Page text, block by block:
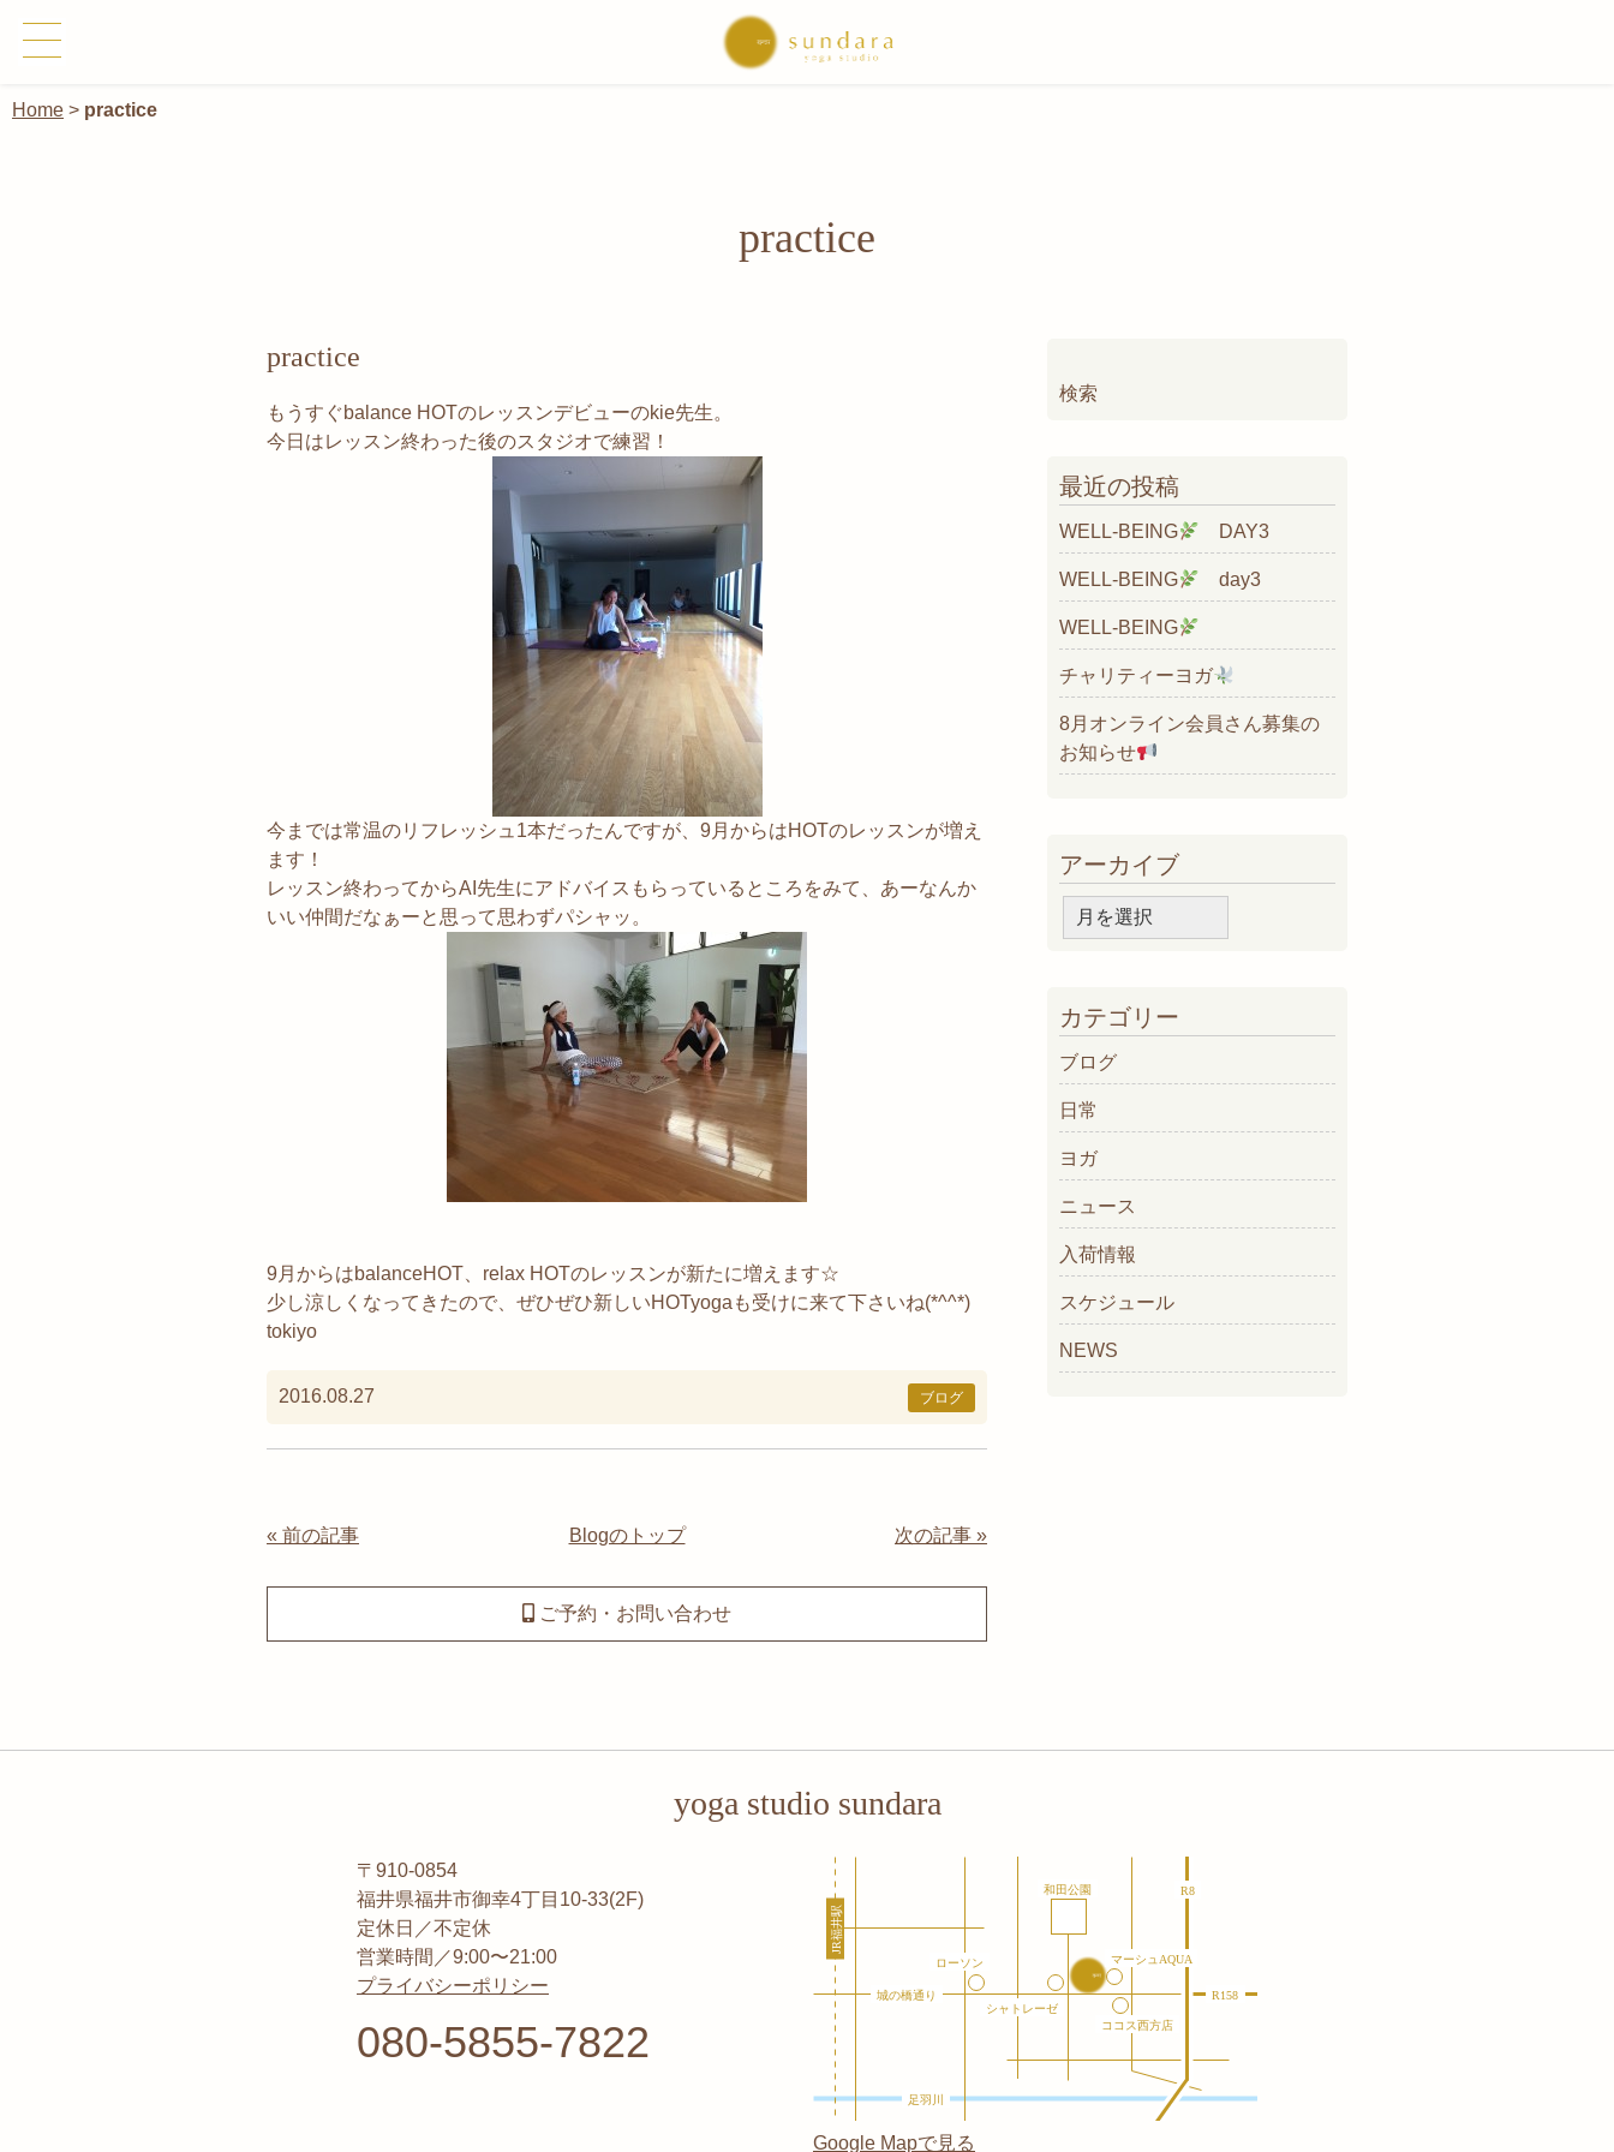
Home > practice
practice
practice
もうすぐbalance HOTのレッスンデビューのkie先生。
今日はレッスン終わった後のスタジオで練習！
今までは常温のリフレッシュ1本だったんですが、9月からはHOTのレッスンが増え
ます！
レッスン終わってからAI先生にアドバイスもらっているところをみて、あーなんか
いい仲間だなぁーと思って思わずパシャッ。
9月からはbalanceHOT、relax HOTのレッスンが新たに増えます☆
少し涼しくなってきたので、ぜひぜひ新しいHOTyogaも受けに来て下さいね(*^^*)
tokiyo
2016.08.27 ブログ
« 前の記事 Blogのトップ 次の記事 »
ご予約・お問い合わせ
索:
最近の投稿
WELL-BEING DAY3
WELL-BEING day3
WELL-BEING
チャリティーヨガ
8月オンライン会員さん募集の
お知らせ
アーカイブ
ー
ブ
カテゴリー
ブログ
日常
ヨガ
ニュース
入荷情報
スケジュール
NEWS
yoga studio sundara
〒910-0854
福井県福井市御幸4丁目10-33(2F)
定休日／不定休
営業時間／9:00〜21:00
プライバシーポリシー
080-5855-7822
Google Mapで見る